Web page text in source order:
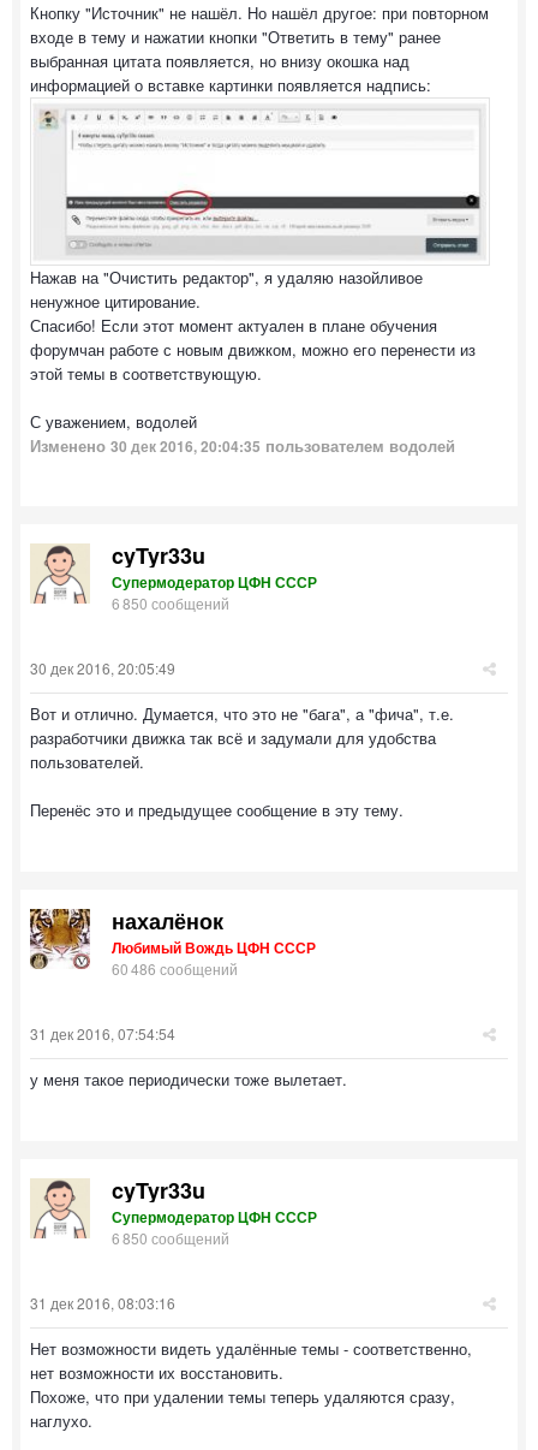
Кнопку "Источник" не нашёл. Но нашёл другое: при повторном
входе в тему и нажатии кнопки "Ответить в тему" ранее
выбранная цитата появляется, но внизу окошка над
информацией о вставке картинки появляется надпись:
Нажав на "Очистить редактор", я удаляю назойливое
ненужное цитирование.
Спасибо! Если этот момент актуален в плане обучения
форумчан работе с новым движком, можно его перенести из
этой темы в соответствующую.
С уважением, водолей
Изменено 30 дек 2016, 20:04:35 пользователем водолей
cyTyr33u
Супермодератор ЦФН СССР
6 850 сообщений
30 дек 2016, 20:05:49
Вот и отлично. Думается, что это не "бага", а "фича", т.е.
разработчики движка так всё и задумали для удобства
пользователей.
Перенёс это и предыдущее сообщение в эту тему.
нахалёнок
Любимый Вождь ЦФН СССР
60 486 сообщений
31 дек 2016, 07:54:54
у меня такое периодически тоже вылетает.
cyTyr33u
Супермодератор ЦФН СССР
6 850 сообщений
31 дек 2016, 08:03:16
Нет возможности видеть удалённые темы - соответственно,
нет возможности их восстановить.
Похоже, что при удалении темы теперь удаляются сразу,
наглухо.